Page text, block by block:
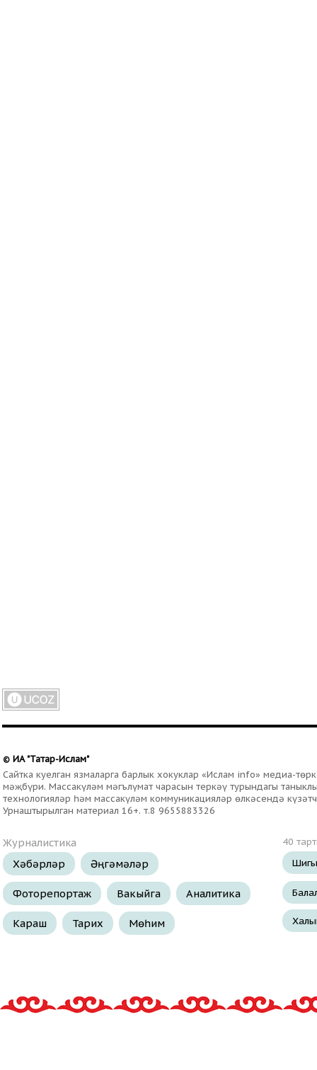
© ИА "Татар-Ислам"
Сайтка куелган язмаларга барлык хокуклар «Ислам info» медиа-
мәҗбүри. Массакүләм мәгълүмат чарасын теркәү турындагы
технологияләр һәм массакүләм коммуникацияләр өлкәсендә
Урнаштырылган материал 16+. т.8 9655883326
Журналистика
Хәбәрләр
Әңгәмәләр
Фоторепортаж Вакыйга Аналитика
Караш Тарих Мөһим
40